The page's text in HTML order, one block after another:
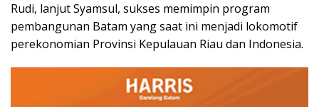
Rudi, lanjut Syamsul, sukses memimpin program
pembangunan Batam yang saat ini menjadi lokomotif
perekonomian Provinsi Kepulauan Riau dan Indonesia.